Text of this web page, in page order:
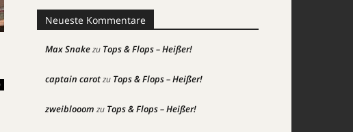
Neueste Kommentare
Max Snakezu Tops & Flops – Heißer!
captain carotzu Tops & Flops – Heißer!
zweiblooom zu Tops & Flops – Heißer!